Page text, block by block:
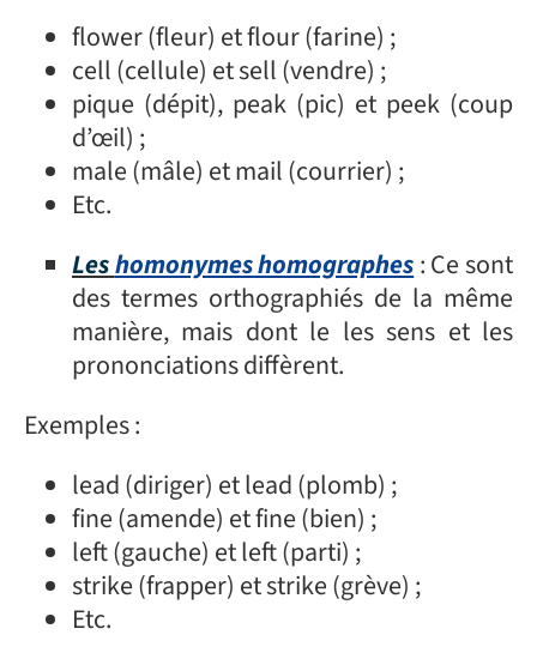
flower (fleur) et flour (farine) ;
cell (cellule) et sell (vendre) ;
pique (dépit), peak (pic) et peek (coup
d’œil) ;
male (mâle) et mail (courrier) ;
Etc.
Leshomonymes homographes: Ce sont
des termes orthographiés de la même
manière, mais dont le les sens et les
prononciations diffèrent.
Exemples :
lead (diriger) et lead (plomb) ;
fine (amende) et fine (bien) ;
left (gauche) et left (parti) ;
strike (frapper) et strike (grève) ;
Etc.